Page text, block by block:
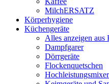
MilchERSATZ
Körperhygiene
Küchengeräte
Alles anzeigen aus
Dampfgarer
Dörrgeräte
Flockenquetschen
Hochleistungsmixer